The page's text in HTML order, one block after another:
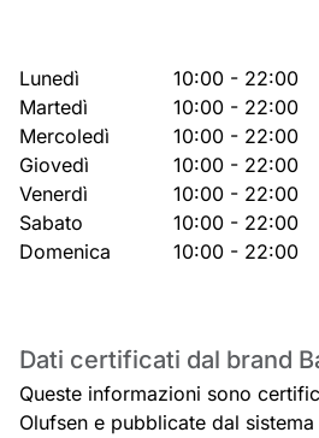
Lunedì
10:00 - 22:00
Martedì
10:00 - 22:00
Mercoledì
10:00 - 22:00
Giovedì
10:00 - 22:00
Venerdì
10:00 - 22:00
Sabato
10:00 - 22:00
Domenica
10:00 - 22:00
Dati certificati dal brand
Queste informazioni sono
Olufsen e pubblicate dal